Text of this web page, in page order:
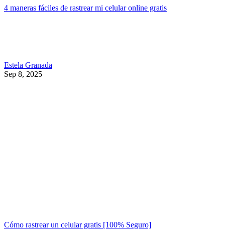
4 maneras fáciles de rastrear mi celular online gratis
Estela Granada
Sep 8, 2025
Cómo rastrear un celular gratis [100% Seguro]